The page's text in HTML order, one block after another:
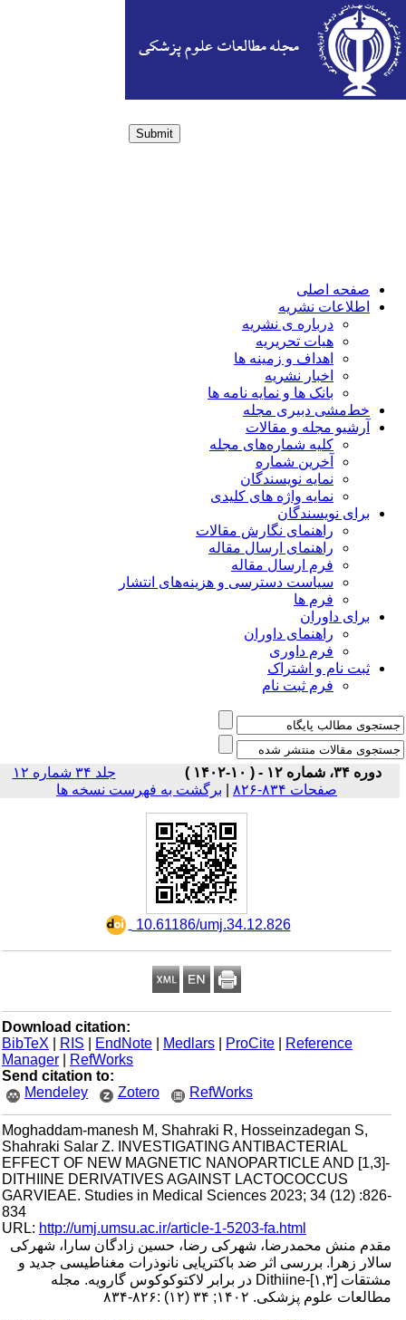
Submit
صفحه اصلی
اطلاعات نشریه
درباره ی نشریه
هیات تحریریه
اهداف و زمینه ها
اخبار نشریه
بانک ها و نمایه نامه ها
خط‌مشی دبیری مجله
آرشیو مجله و مقالات
کلیه شماره‌های مجله
آخرین شماره
نمایه نویسندگان
نمایه واژه های کلیدی
برای نویسندگان
راهنمای نگارش مقالات
راهنمای ارسال مقاله
فرم ارسال مقاله
سیاست دسترسی و هزینه‌های انتشار
فرم ها
برای داوران
راهنمای داوران
فرم داوری
ثبت نام و اشتراک
فرم ثبت نام
دوره ۳۴، شماره ۱۲ - ( ۱۰-۱۴۰۲ )
جلد ۳۴ شماره ۱۲
صفحات ۸۳۴-۸۲۶
| برگشت به فهرست نسخه ها
‎ 10.61186/umj.34.12.826
Download citation:
BibTeX
| RIS |EndNote |Medlars |ProCite |Reference
Manager
|RefWorks
Send citation to:
Mendeley
Zotero RefWorks
Moghaddam-manesh M, Shahraki R, Hosseinzadegan S,
Shahraki Salar Z. INVESTIGATING ANTIBACTERIAL
EFFECT OF NEW MAGNETIC NANOPARTICLE AND [1,3]-
DITHIINE DERIVATIVES AGAINST LACTOCOCCUS
GARVIEAE. Studies in Medical Sciences 2023; 34 (12) :826-
834
URL:http://umj.umsu.ac.ir/article-1-5203-fa.html
مقدم منش محمدرضا، شهرکی رضا، حسین زادگان سارا، شهرکی
سالار زهرا. بررسی اثر ضد باکتریایی نانوذرات مغناطیسی جدید و
مشتقات Dithiine-[۱,۳] در برابر لاکتوکوکوس گارویه. مجله
مطالعات علوم پزشکی. ۱۴۰۲; ۳۴ (۱۲) :۸۲۶-۸۳۴